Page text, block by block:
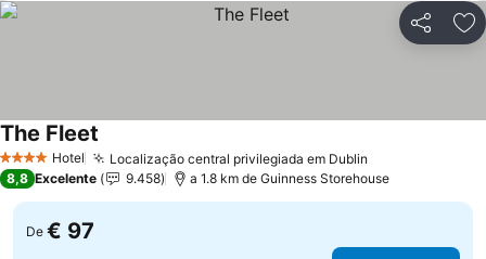
Partilhar
4 EstrelasHotel Localização central privilegiada em Dublin
The Fleet
8,8 Excelente 9.458 a 1.8 km de Guinness Storehouse
De € 97